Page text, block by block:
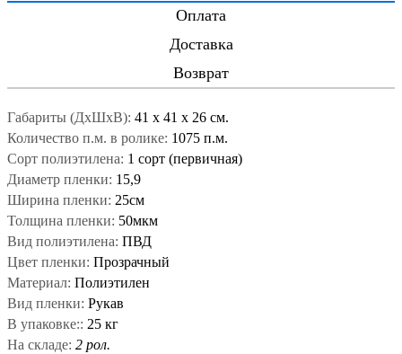
Оплата
Доставка
Возврат
Габариты (ДxШxВ): 41 x 41 x 26 см.
Количество п.м. в ролике: 1075 п.м.
Сорт полиэтилена: 1 сорт (первичная)
Диаметр пленки: 15,9
Ширина пленки: 25см
Толщина пленки: 50мкм
Вид полиэтилена: ПВД
Цвет пленки: Прозрачный
Материал: Полиэтилен
Вид пленки: Рукав
В упаковке:: 25 кг
На складе: 2 рол.